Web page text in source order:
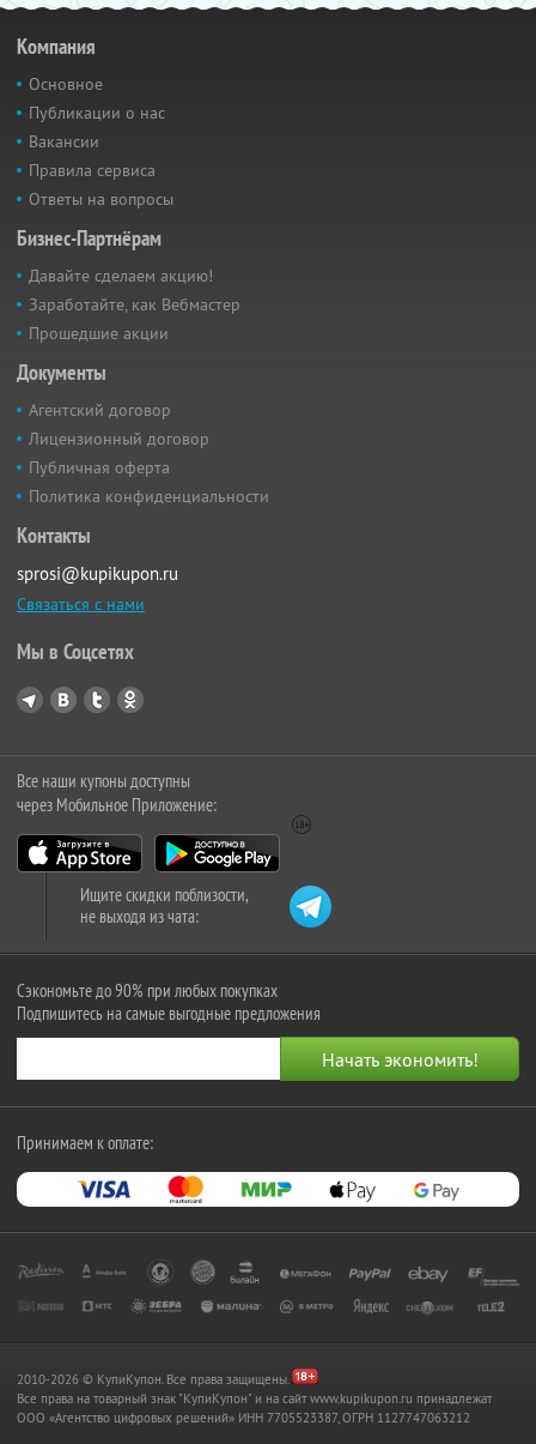
Компания
Основное
Публикации о нас
Вакансии
Правила сервиса
Ответы на вопросы
Бизнес-Партнёрам
Давайте сделаем акцию!
Заработайте, как Вебмастер
Прошедшие акции
Документы
Агентский договор
Лицензионный договор
Публичная оферта
Политика конфиденциальности
Контакты
sprosi@kupikupon.ru
Связаться с нами
Мы в Соцсетях
Все наши купоны доступны
через Мобильное Приложение:
Ищите скидки поблизости,
не выходя из чата:
Сэкономьте до 90% при любых покупках
Подпишитесь на самые выгодные предложения
Принимаем к оплате:
2010-2026 © КупиКупон. Все права защищены.
Все права на товарный знак "КупиКупон" и на сайт www.kupikupon.ru принадлежат
OOO «Агентство цифровых решений» ИНН 7705523387, ОГРН 1127747063212